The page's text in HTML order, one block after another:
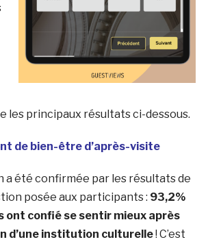
les principaux résultats ci-dessous.
de bien-être d’après-visite
été confirmée par les résultats de
posée aux participants : 93,2%
ont confié se sentir mieux après
d’une institution culturelle! C’est